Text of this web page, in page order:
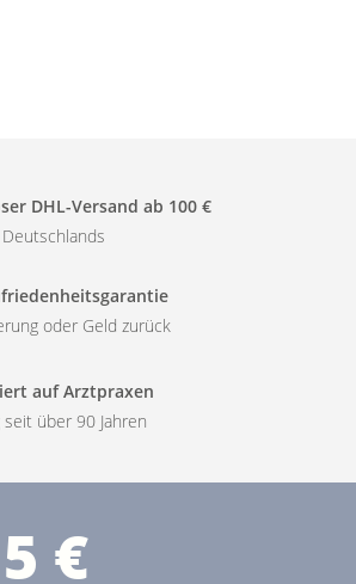
DHL-Versand ab 100 €
oder Geld zurück
auf Arztpraxen
seit über 90 Jahren
€